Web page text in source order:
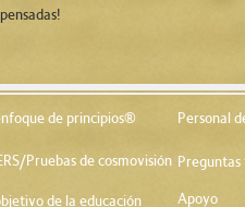
de principios®
Pruebas de cosmovisión
de la educación
Personal
Apoyo